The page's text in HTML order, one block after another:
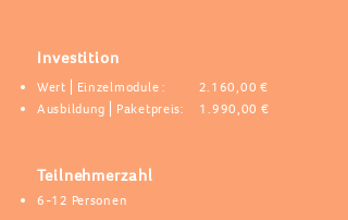
Investition
Wert⎪Einzelmodule : 2.160,00 €
Ausbildung ⎪Paketpreis: 1.990,00 €
Teilnehmerzahl
6-12 Personen